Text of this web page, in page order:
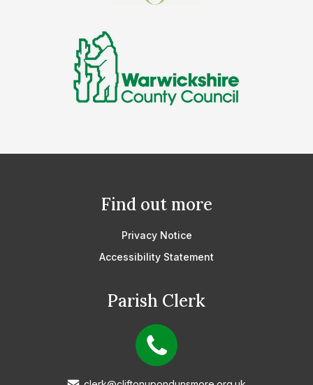
Find out more
Privacy Notice
Accessibility Statement
Parish Clerk